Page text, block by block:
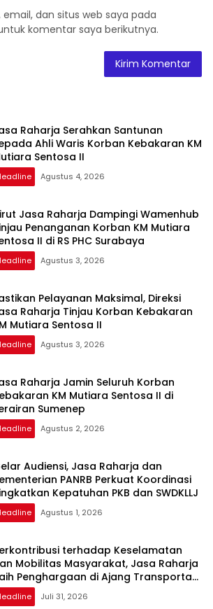
dan situs web saya pada
komentar saya berikutnya.
Raharja Serahkan Santunan
Ahli Waris Korban Kebakaran KM
Sentosa II
Agustus 4, 2026
Jasa Raharja Dampingi Wamenhub
Penanganan Korban KM Mutiara
II di RS PHC Surabaya
Agustus 3, 2026
Pelayanan Maksimal, Direksi
Raharja Tinjau Korban Kebakaran
Mutiara Sentosa II
Agustus 3, 2026
Raharja Jamin Seluruh Korban
KM Mutiara Sentosa II di
Sumenep
Agustus 2, 2026
Audiensi, Jasa Raharja dan
PANRB Perkuat Koordinasi
Kepatuhan PKB dan SWDKLLJ
Agustus 1, 2026
terhadap Keselamatan
Mobilitas Masyarakat, Jasa Raharja
Penghargaan di Ajang Transportasi
Awards 2026
Juli 31, 2026